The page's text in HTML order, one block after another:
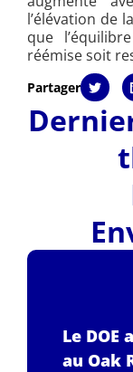
l’élévation de
que
réémise soit
Partager
Le
au Oak